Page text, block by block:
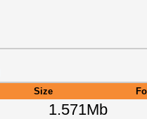
Size
1.571Mb